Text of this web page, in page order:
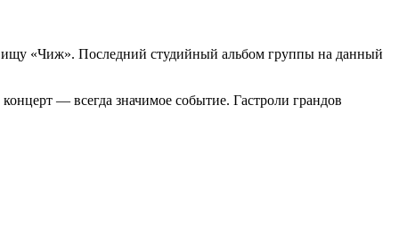
«Чиж». Последний студийный альбом группы на данный
— всегда значимое событие. Гастроли грандов